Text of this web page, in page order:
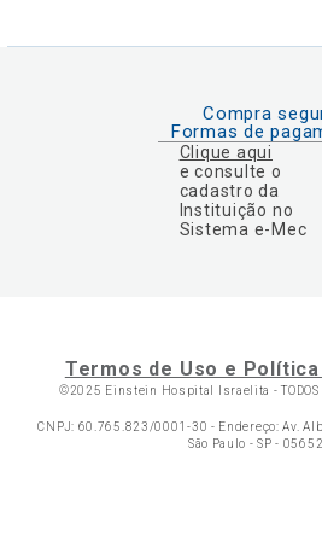
Compra
Formas de
Clique aqui
e consulte o
cadastro da
Instituição no
Sistema e-Mec
Termos de Uso e
©2025 Einstein Hospital Israelita -
CNPJ: 60.765.823/0001-30 - Endereço: Av.
São Paulo - SP -